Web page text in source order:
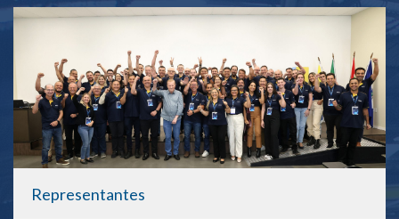
Representantes